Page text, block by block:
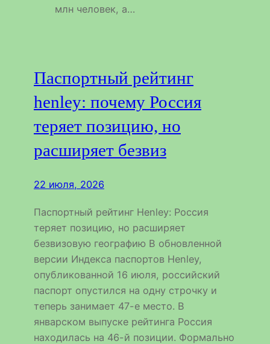
млн человек, а…
Паспортный рейтинг
henley: почему Россия
теряет позицию, но
расширяет безвиз
22 июля, 2026
Паспортный рейтинг Henley: Россия
теряет позицию, но расширяет
безвизовую географию В обновленной
версии Индекса паспортов Henley,
опубликованной 16 июля, российский
паспорт опустился на одну строчку и
теперь занимает 47-е место. В
январском выпуске рейтинга Россия
находилась на 46-й позиции. Формально